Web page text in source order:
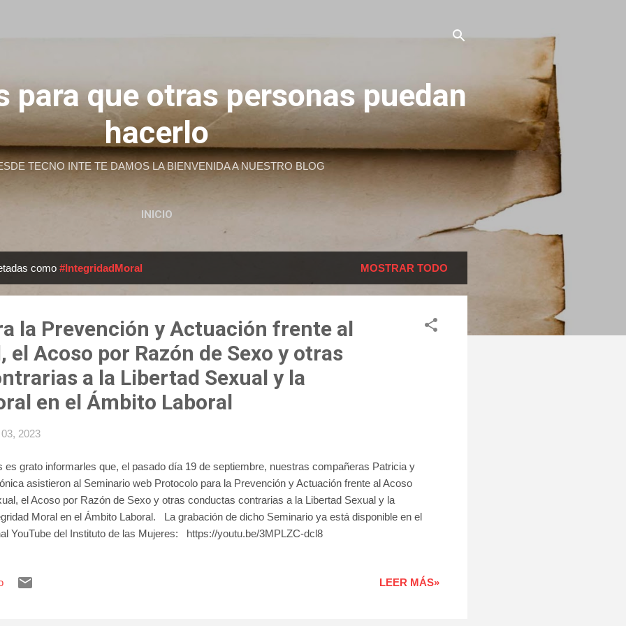
para que otras personas puedan
hacerlo
TECNO INTE TE DAMOS LA BIENVENIDA A NUESTRO BLOG
INICIO
como #IntegridadMoral MOSTRAR TODO
la Prevención y Actuación frente al
el Acoso por Razón de Sexo y otras
a la Libertad Sexual y la
en el Ámbito Laboral
2023
es grato informarles que, el pasado día 19 de septiembre, nuestras compañeras Patricia y
asistieron al Seminario web Protocolo para la Prevención y Actuación frente al Acoso
el Acoso por Razón de Sexo y otras conductas contrarias a la Libertad Sexual y la
Moral en el Ámbito Laboral. La grabación de dicho Seminario ya está disponible en el
YouTube del Instituto de las Mujeres: https://youtu.be/3MPLZC-dcl8
LEER MÁS»